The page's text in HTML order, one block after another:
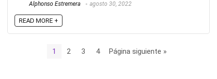
Alphonso Estremera agosto 30, 2022
READ MORE +
1 2 3 4 Página siguiente »